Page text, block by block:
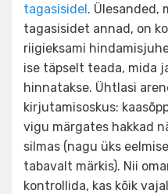
tagasisidel. Ülesanded,
tagasisidet annad, on
riigieksami
ise täpselt teada, mida
hinnatakse. Ühtlasi
kirjutamisoskus:
vigu märgates hakkad
silmas (nagu üks
tabavalt märkis). Nii
kontrollida, kas kõik